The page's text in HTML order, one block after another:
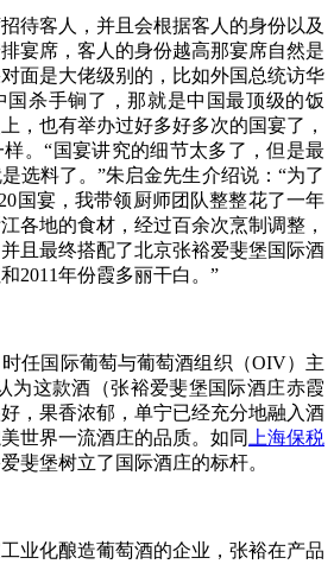
待客人，并且会根据客人的身份以及
宴席，客人的身份越高那宴席自然是
面是大佬级别的，比如外国总统访华
国杀手锏了，那就是中国最顶级的饭
，也有举办过好多好多次的国宴了，
。“国宴讲究的细节太多了，但是最
选料了。”朱启金先生介绍说：“为了
国宴，我带领厨师团队整整花了一年
各地的食材，经过百余次烹制调整，
且最终搭配了北京张裕爱斐堡国际酒
2011年份霞多丽干白。”
任国际葡萄与葡萄酒组织（OIV）主
为这款酒（张裕爱斐堡国际酒庄赤霞
，果香浓郁，单宁已经充分地融入酒
世界一流酒庄的品质。如同
上海保税
斐堡树立了国际酒庄的标杆。
业化酿造葡萄酒的企业，张裕在产品